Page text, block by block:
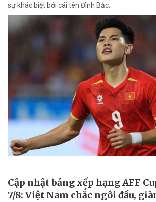
sự khác biệt bởi cái tên Đình Bắc.
Cập nhật bảng xếp hạng AFF
7/8: Việt Nam chắc ngôi đầu,